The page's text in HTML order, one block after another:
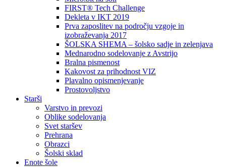
FIRST® Tech Challenge
Dekleta v IKT 2019
Prva zaposlitev na področju vzgoje in
izobraževanja 2017
ŠOLSKA SHEMA – šolsko sadje in zelenjava
Mednarodno sodelovanje z Avstrijo
Bralna pismenost
Kakovost za prihodnost VIZ
Plavalno opismenjevanje
Prostovoljstvo
Starši
Varstvo in prevozi
Oblike sodelovanja
Svet staršev
Prehrana
Obrazci
Šolski sklad
Enote šole